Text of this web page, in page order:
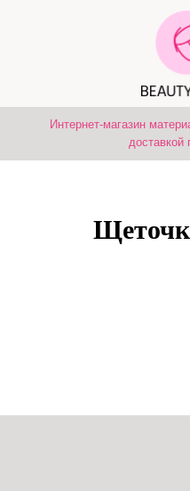
Интернет-магазин
доставкой